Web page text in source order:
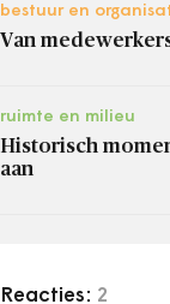
bestuur en
Van
ruimte en milieu
Historisch
aan
Reacties: 2